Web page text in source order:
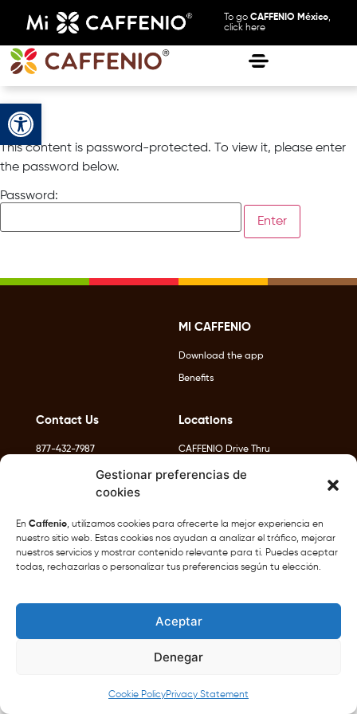
Open toolbar
Gestionar preferencias de
cookies
En Caffenio, utilizamos cookies para ofrecerte la mejor experiencia en
nuestro sitio web. Estas cookies nos ayudan a analizar el tráfico, mejorar
nuestros servicios y mostrar contenido relevante para ti. Puedes aceptar
todas, rechazarlas o personalizar tus preferencias según tu elección.
Aceptar
Denegar
Cookie PolicyPrivacy Statement
To goCAFFENIO México,
click here
This content is password-protected. To view it, please enter
the password below.
Password:
Contact Us
877-432-7987
hearyou@caffenio.com
MI CAFFENIO
Download the app
Benefits
Locations
CAFFENIO Drive Thru